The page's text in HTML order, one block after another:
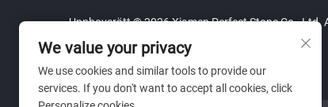
Upphovsrätt © 2026 Xiamen Perfect Stone Co., Ltd.
We value your privacy
We use cookies and similar tools to provide our
services. If you don't want to accept all cookies, click